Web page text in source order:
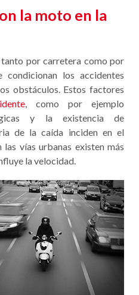
la moto en la
por carretera como por
los accidentes
obstáculos. Estos factores
, como por ejemplo
y la existencia de
de la caída inciden en el
vías urbanas existen más
la velocidad.